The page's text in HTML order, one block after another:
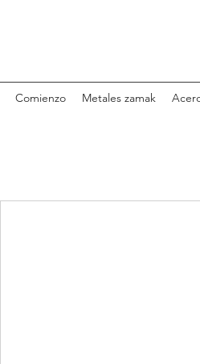
Comienzo Metales zamak